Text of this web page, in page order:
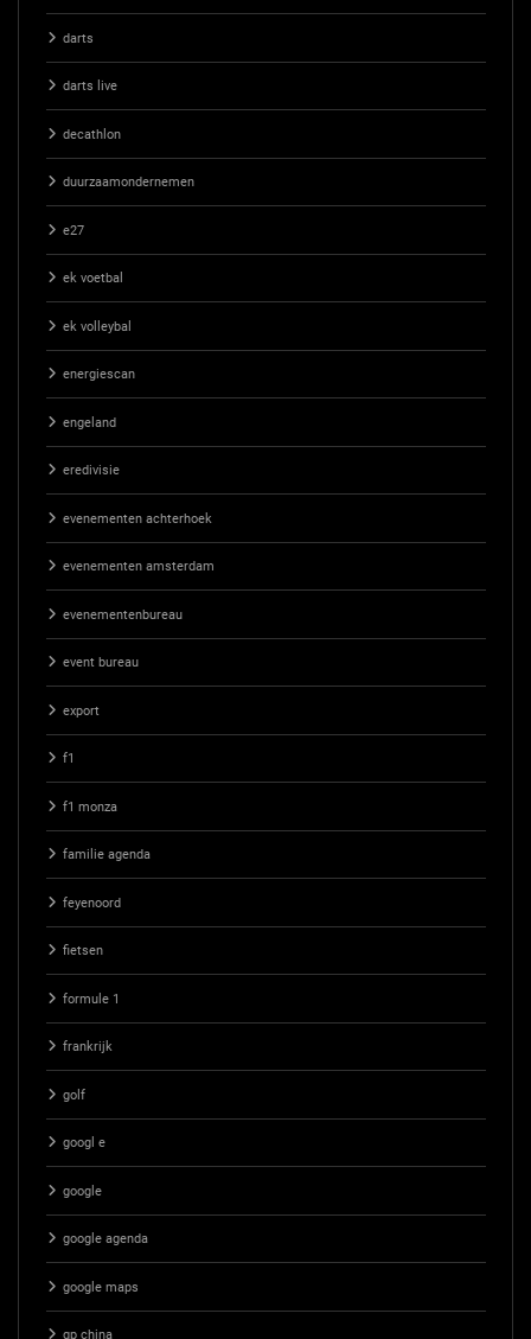
darts
darts live
decathlon
duurzaamondernemen
e27
ek voetbal
ek volleybal
energiescan
engeland
eredivisie
evenementen achterhoek
evenementen amsterdam
evenementenbureau
event bureau
export
f1
f1 monza
familie agenda
feyenoord
fietsen
formule 1
frankrijk
golf
googl e
google
google agenda
google maps
gp china